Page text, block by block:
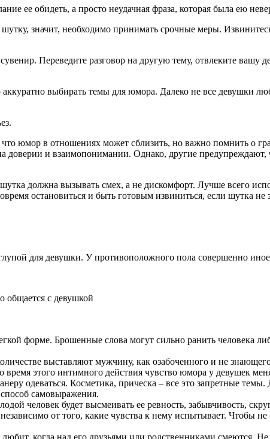
ее обидеть, а просто неудачная фраза, которая была ею
значит, необходимо принимать срочные меры.
Переведите разговор на другую тему, отвлеките вашу
выбирать темы для юмора. Далеко не все девушки
юмор в отношениях может сблизить, но важно помнить о
и взаимопонимании. Однако, другие
должна вызывать смех, а не дискомфорт. Лучше всего
остановиться и быть готовым извиниться, если шутка не
для девушки. У противоположного пола совершенно
форме. Брошенные слова могут сильно ранить человека
выставляют мужчину, как озабоченного и не
этого интимного действия чувство юмора у девушек
одеваться. Косметика, прическа – все это запретные
самовыражения.
человек будет высмеивать ее ревность, забывчивость,
от того, какие чувства к нему испытывает. Чтобы